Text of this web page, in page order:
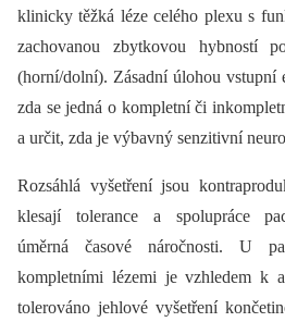
klinicky těžká léze celého plexu s
zachovanou zbytkovou hybností
(horní/dolní). Zásadní úlohou vstupní
zda se jedná o kompletní či
a určit, zda je výbavný senzitivní
Rozsáhlá vyšetření jsou
klesají tolerance a spolupráce
úměrná časové náročnosti. U
kompletními lézemi je vzhledem k
tolerováno jehlové vyšetření